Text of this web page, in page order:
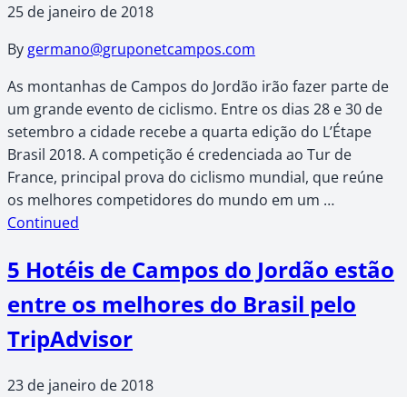
25 de janeiro de 2018
Bygermano@gruponetcampos.com
As montanhas de Campos do Jordão irão fazer parte de
um grande evento de ciclismo. Entre os dias 28 e 30 de
setembro a cidade recebe a quarta edição do L’Étape
Brasil 2018. A competição é credenciada ao Tur de
France, principal prova do ciclismo mundial, que reúne
os melhores competidores do mundo em um …
Continued
5 Hotéis de Campos do Jordão estão
entre os melhores do Brasil pelo
TripAdvisor
23 de janeiro de 2018